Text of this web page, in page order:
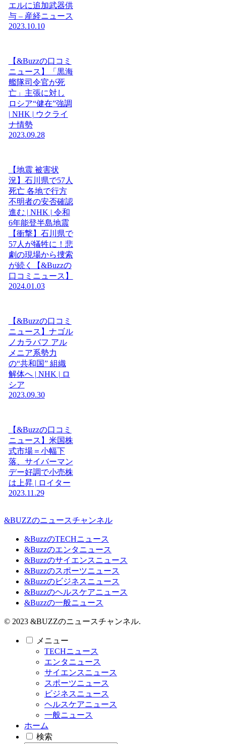
エルに追加武器供
与 – 産経ニュース
2023.10.10
【&Buzzの口コミ
ニュース】「黒海
艦隊司令官が死
亡」主張に対し
ロシア“健在”強調
| NHK | ウクライ
ナ情勢
2023.09.28
【地震 被害状
況】石川県で57人
死亡 各地で行方
不明者の安否確認
進む | NHK | 令和
6年能登半島地震
【衝撃】石川県で
57人が犠牲に！悲
劇の現場から捜索
が続く【&Buzzの
口コミニュース】
2024.01.03
【&Buzzの口コミ
ニュース】ナゴル
ノカラバフ アル
メニア系勢力
の“共和国” 組織
解体へ | NHK | ロ
シア
2023.09.30
【&Buzzの口コミ
ニュース】米国株
式市場＝小幅下
落、サイバーマン
デー好調で小売株
は上昇 | ロイター
2023.11.29
&BUZZのニュースチャンネル
&BuzzのTECHニュース
&Buzzのエンタニュース
&Buzzのサイエンスニュース
&Buzzのスポーツニュース
&Buzzのビジネスニュース
&Buzzのヘルスケアニュース
&Buzzの一般ニュース
© 2023 &BUZZのニュースチャンネル.
メニュー
TECHニュース
エンタニュース
サイエンスニュース
スポーツニュース
ビジネスニュース
ヘルスケアニュース
一般ニュース
ホーム
検索